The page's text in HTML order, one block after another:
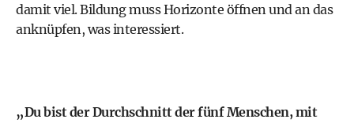
damit viel. Bildung muss Horizonte öffnen und an das
anknüpfen, was interessiert.
„Du bist der Durchschnitt der fünf Menschen, mit